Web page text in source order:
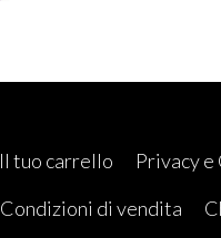
Il tuo carrello
Privacy e
Condizioni di vendita